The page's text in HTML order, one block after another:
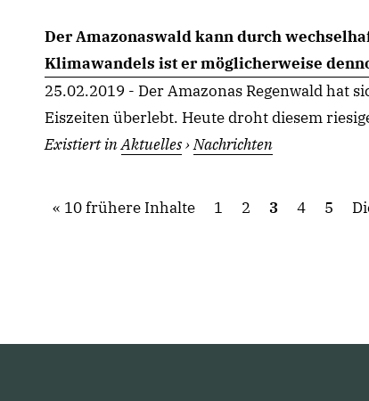
Der Amazonaswald kann durch
Klimawandels ist er möglicherweise
25.02.2019 - Der Amazonas Regenwald hat
Eiszeiten überlebt. Heute droht diesem
Existiert inAktuelles›Nachrichten
10 frühere Inhalte 1 2 3 4 5